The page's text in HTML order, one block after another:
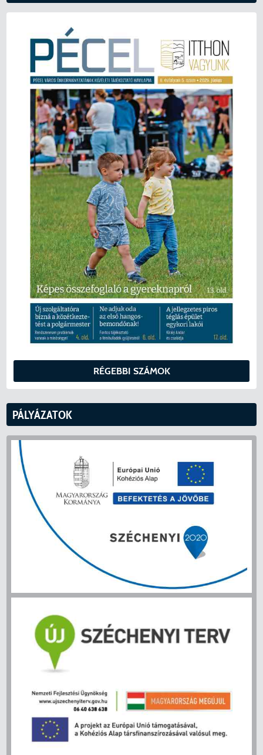
RÉGEBBI SZÁMOK
PÁLYÁZATOK
KERESÉS